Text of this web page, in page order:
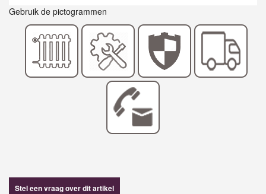
Gebruik de pictogrammen
Stel een vraag over dit artikel